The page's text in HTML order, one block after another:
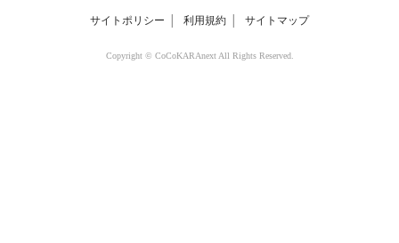
サイトポリシー 利用規約 サイトマップ
Copyright © CoCoKARAnext All Rights Reserved.